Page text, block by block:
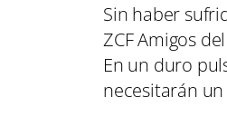
Sin haber
ZCF Amigos
En un duro
necesitarán